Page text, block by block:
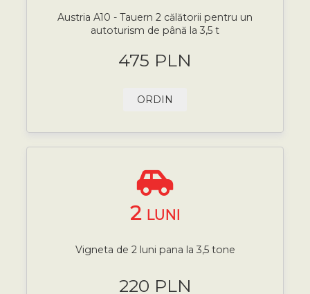
Austria A10 - Tauern 2 călătorii pentru un
autoturism de până la 3,5 t
475 PLN
ORDIN
2 LUNI
Vigneta de 2 luni pana la 3,5 tone
220 PLN